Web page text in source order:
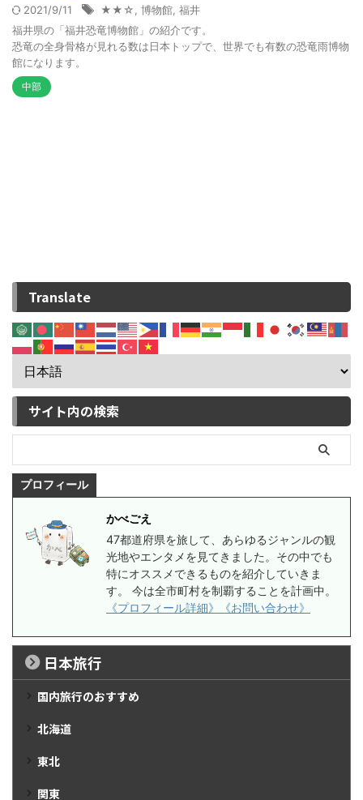
2021/9/11 ★★☆, 博物館, 福井
福井県の「福井恐竜博物館」の紹介です。
恐竜の全身骨格が見れる数は日本トップで、世界でも有数の恐竜雨博物
館になります。
中部
Translate
サイト内の検索
プロフィール
かべごえ
47都道府県を旅して、あらゆるジャンルの観
光地やエンタメを見てきました。その中でも
特にオススメできるものを紹介していきま
す。 今は全市町村を制覇することを計画中。
《プロフィール詳細》
《お問い合わせ》
日本旅行
国内旅行のおすすめ
北海道
東北
関東